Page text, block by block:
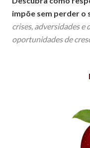
impõe sem perder o
crises, adversidades e
oportunidades de